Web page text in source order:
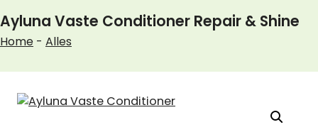
Ayluna Vaste Conditioner Repair & Shine
Home - Alles